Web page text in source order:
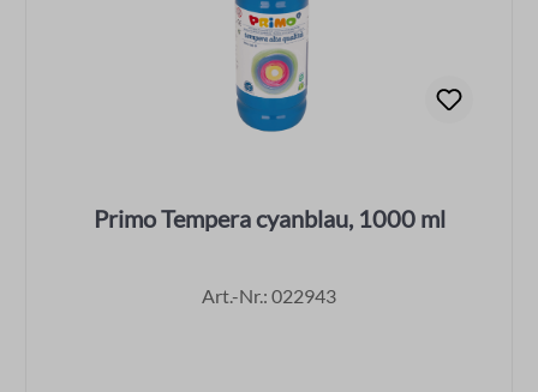
Primo Tempera cyanblau, 1000 ml
Art.-Nr.: 022943